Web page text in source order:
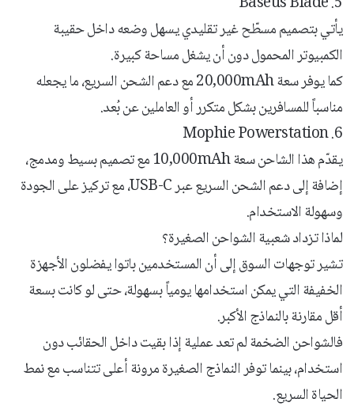
يأتي بتصميم مسطّح غير تقليدي يسهل وضعه داخل حقيبة
الكمبيوتر المحمول دون أن يشغل مساحة كبيرة.
كما يوفر سعة 20,000mAh مع دعم الشحن السريع، ما يجعله
مناسباً للمسافرين بشكل متكرر أو العاملين عن بُعد.
6. Mophie Powerstation
يقدّم هذا الشاحن سعة 10,000mAh مع تصميم بسيط ومدمج،
إضافة إلى دعم الشحن السريع عبر USB-C، مع تركيز على الجودة
وسهولة الاستخدام.
لماذا تزداد شعبية الشواحن الصغيرة؟
تشير توجهات السوق إلى أن المستخدمين باتوا يفضلون الأجهزة
الخفيفة التي يمكن استخدامها يومياً بسهولة، حتى لو كانت بسعة
أقل مقارنة بالنماذج الأكبر.
فالشواحن الضخمة لم تعد عملية إذا بقيت داخل الحقائب دون
استخدام، بينما توفر النماذج الصغيرة مرونة أعلى تتناسب مع نمط
الحياة السريع.